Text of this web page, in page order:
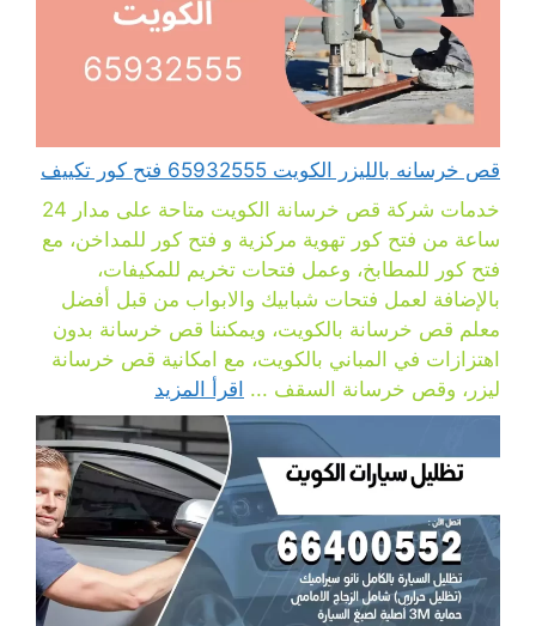
قص خرسانه بالليزر الكويت 65932555 فتح كور تكييف
خدمات شركة قص خرسانة الكويت متاحة على مدار 24
ساعة من فتح كور تهوية مركزية و فتح كور للمداخن، مع
فتح كور للمطابخ، وعمل فتحات تخريم للمكيفات،
بالإضافة لعمل فتحات شبابيك والابواب من قبل أفضل
معلم قص خرسانة بالكويت، ويمكننا قص خرسانة بدون
اهتزازات في المباني بالكويت، مع امكانية قص خرسانة
ليزر، وقص خرسانة السقف ... اقرأ المزيد